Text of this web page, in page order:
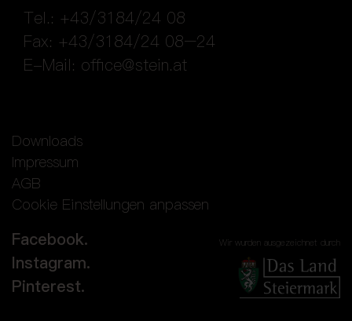
Tel.: +43/3184/24 08
Fax: +43/3184/24 08–24
E-Mail: office@stein.at
Downloads
Impressum
AGB
Cookie Einstellungen anpassen
Facebook.
Instagram.
Pinterest.
Wir wurden ausgezeichnet durch